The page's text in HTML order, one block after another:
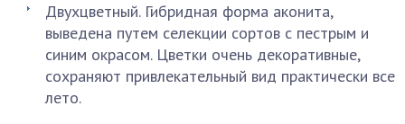
Двухцветный. Гибридная форма аконита,
выведена путем селекции сортов с пестрым и
синим окрасом. Цветки очень декоративные,
сохраняют привлекательный вид практически все
лето.